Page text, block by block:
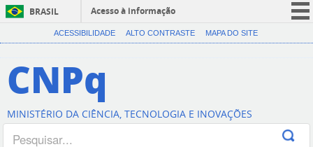
BRASIL
Acesso à informação
CORONAVÍRUS (COVID-19)
Canais
ACESSIBILIDADE ALTO CONTRASTE MAPA DO SITE
CNPq
MINISTÉRIO DA CIÊNCIA, TECNOLOGIA E INOVAÇÕES